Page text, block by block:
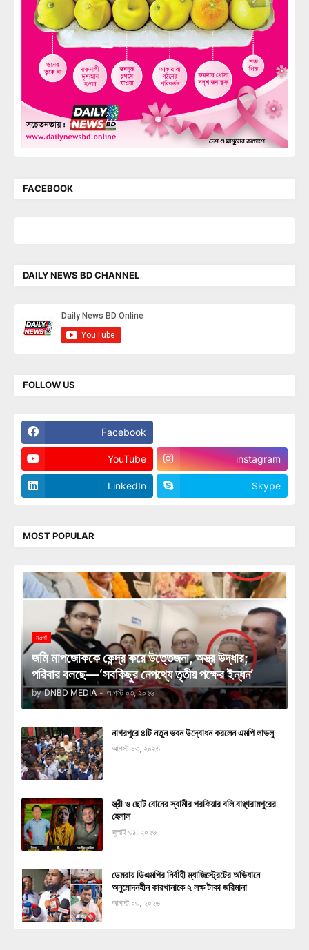
FACEBOOK
DAILY NEWS BD CHANNEL
FOLLOW US
Facebook
YouTube instagram
LinkedIn Skype
MOST POPULAR
নওগাঁ
জমি মাপজোককে কেন্দ্র করে উত্তেজনা, অস্ত্র উদ্ধার;
পরিবার বলছে—‘সবকিছুর নেপথ্যে তৃতীয় পক্ষের ইন্ধন’
by DNBD MEDIA - আগস্ট ০৩, ২০২৬
নাগরপুরে ৪টি নতুন ভবন উদ্বোধন করলেন এমপি লাভলু
আগস্ট ০৩, ২০২৬
স্ত্রী ও ছোট বোনের স্বামীর পরকিয়ার বলি বাঞ্ছারামপুরের
হেলাল
জুলাই ৩১, ২০২৬
ডেমরায় ডিএমপির নির্বাহী ম্যাজিস্ট্রেটের অভিযানে
অনুমোদনহীন কারখানাকে ২ লক্ষ টাকা জরিমানা
আগস্ট ০৩, ২০২৬